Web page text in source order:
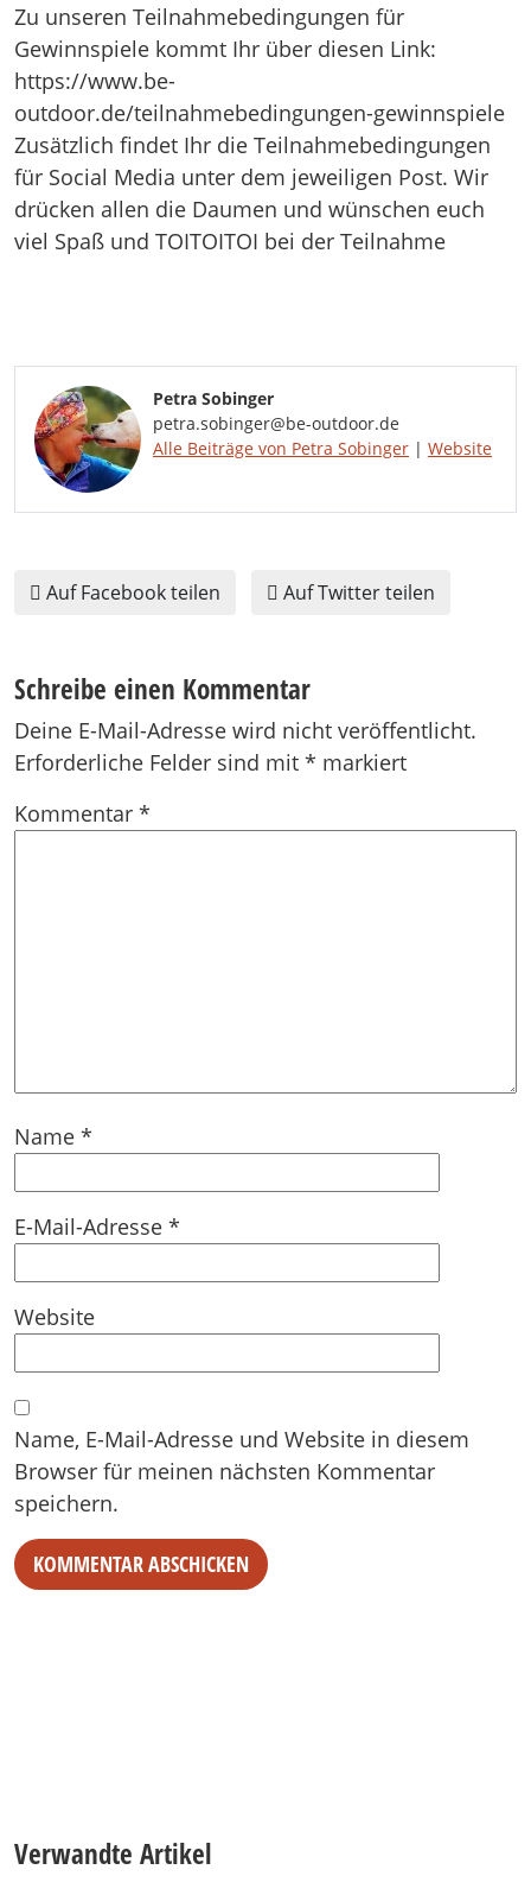
Zu unseren Teilnahmebedingungen für
Gewinnspiele kommt Ihr über diesen Link:
https://www.be-
outdoor.de/teilnahmebedingungen-gewinnspiele
Zusätzlich findet Ihr die Teilnahmebedingungen
für Social Media unter dem jeweiligen Post. Wir
drücken allen die Daumen und wünschen euch
viel Spaß und TOITOITOI bei der Teilnahme
Petra Sobinger
petra.sobinger@be-outdoor.de
Alle Beiträge von Petra Sobinger | Website
Auf Facebook teilen Auf Twitter teilen
Schreibe einen Kommentar
Deine E-Mail-Adresse wird nicht veröffentlicht.
Erforderliche Felder sind mit * markiert
Kommentar *
Name *
E-Mail-Adresse *
Website
Name, E-Mail-Adresse und Website in diesem
Browser für meinen nächsten Kommentar
speichern.
Verwandte Artikel